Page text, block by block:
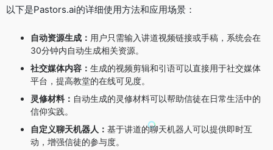
以下是Pastors.ai的详细使用方法和应用场景：
自动资源生成： 用户只需输入讲道视频链接或手稿，系统会在
30分钟内自动生成相关资源。
社交媒体内容： 生成的视频剪辑和引语可以直接用于社交媒体
平台，提高教堂的在线可见度。
灵修材料： 自动生成的灵修材料可以帮助信徒在日常生活中的
信仰实践。
自定义聊天机器人： 基于讲道的聊天机器人可以提供即时互
动，增强信徒的参与度。